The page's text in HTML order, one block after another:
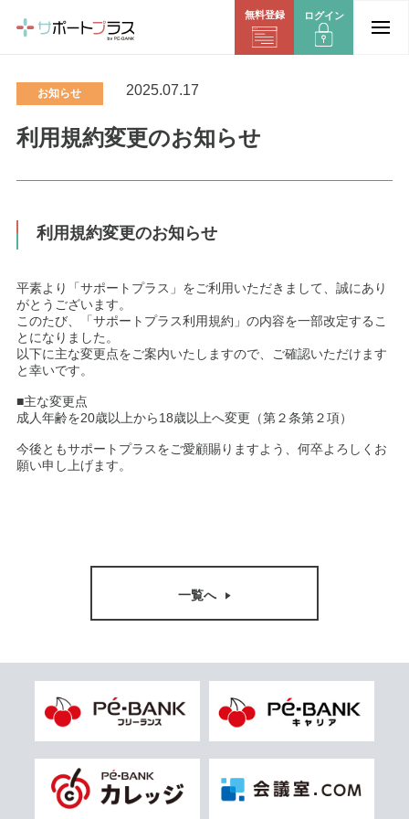
無料登録 ログイン
お知らせ 2025.07.17
利用規約変更のお知らせ
利用規約変更のお知らせ
平素より「サポートプラス」をご利用いただきまして、誠にあり
がとうございます。
このたび、「サポートプラス利用規約」の内容を一部改定するこ
とになりました。
以下に主な変更点をご案内いたしますので、ご確認いただけます
と幸いです。
■主な変更点
成人年齢を20歳以上から18歳以上へ変更（第２条第２項）
今後ともサポートプラスをご愛顧賜りますよう、何卒よろしくお
願い申し上げます。
一覧へ